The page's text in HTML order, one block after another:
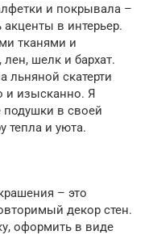
и покрывала –
в интерьер.
тканями и
шелк и бархат.
льняной скатерти
и изысканно. Я
в своей
тепла и уюта.
– это
декор стен.
оформить в виде